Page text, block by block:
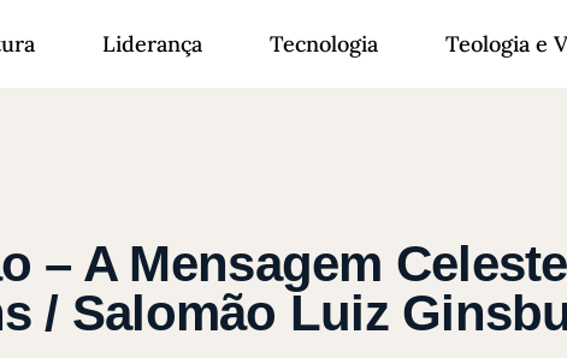
Liderança Tecnologia Teologia e
– A Mensagem
/ Salomão Luiz